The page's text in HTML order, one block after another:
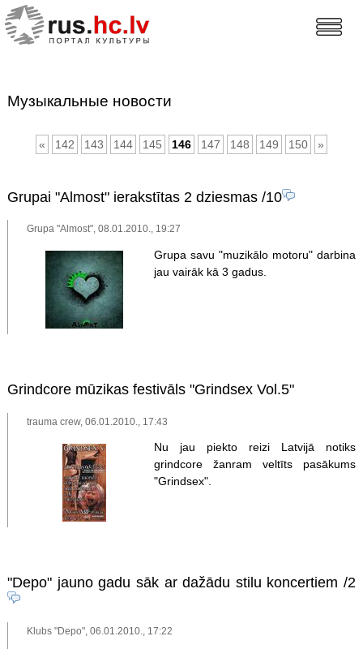
Музыкальные новости
« 142 143 144 145 146 147 148 149 150 »
Grupai "Almost" ierakstītas 2 dziesmas/10
Grupa "Almost", 08.01.2010., 19:27
Grupa savu "muzikālo motoru" darbina
jau vairāk kā 3 gadus.
Grindcore mūzikas festivāls "Grindsex Vol.5"
trauma crew, 06.01.2010., 17:43
Nu jau piekto reizi Latvijā notiks
grindcore žanram veltīts pasākums
"Grindsex".
"Depo" jauno gadu sāk ar dažādu stilu koncertiem /2
Klubs "Depo", 06.01.2010., 17:22